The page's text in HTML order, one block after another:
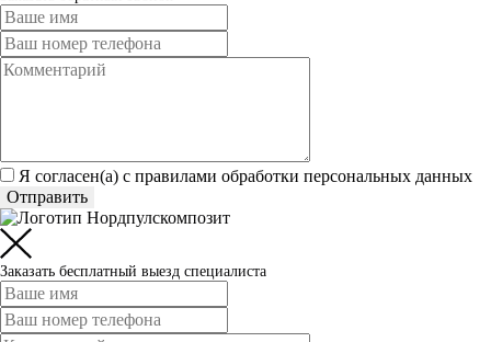
Я согласен(а) c правилами обработки персональных данных
Отправить
Заказать бесплатный выезд специалиста